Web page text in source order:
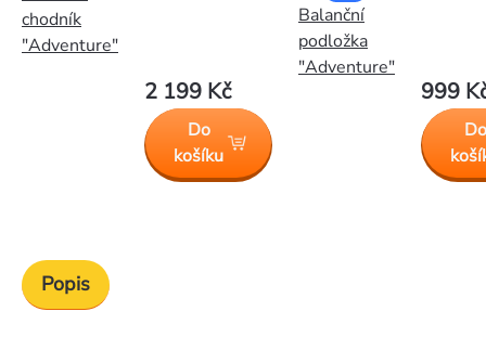
chodník
"Adventure"
2 199 Kč
Do
košíku
Balanční
podložka
"Adventure"
999
Do
Popis